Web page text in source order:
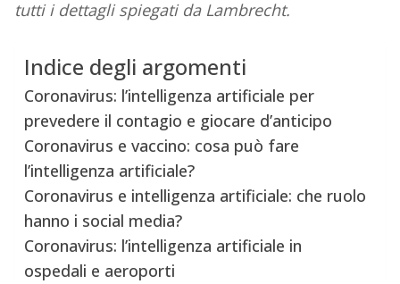
tutti i dettagli spiegati da Lambrecht.
Indice degli argomenti
Coronavirus: l’intelligenza artificiale per
prevedere il contagio e giocare d’anticipo
Coronavirus e vaccino: cosa può fare
l’intelligenza artificiale?
Coronavirus e intelligenza artificiale: che ruolo
hanno i social media?
Coronavirus: l’intelligenza artificiale in
ospedali e aeroporti